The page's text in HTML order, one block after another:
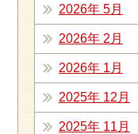
2026年 5月
2026年 2月
2026年 1月
2025年 12月
2025年 11月